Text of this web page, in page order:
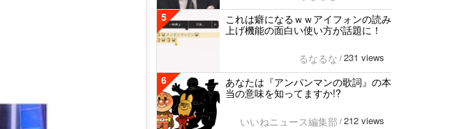
5
これは癖になるｗｗアイフォンの読み
上げ機能の面白い使い方が話題に！
るなるな / 231 views
6
あなたは『アンパンマンの歌詞』の本
当の意味を知ってますか!?
いいねニュース編集部 / 212 views